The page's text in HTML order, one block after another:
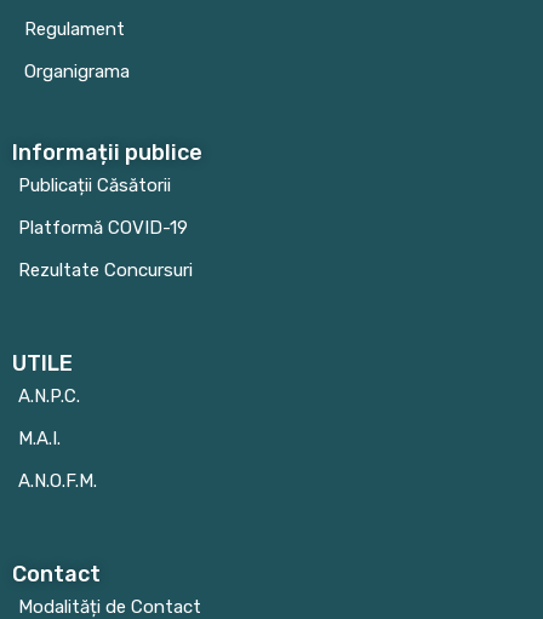
Regulament
Organigrama
Informații publice
Publicații Căsătorii
Platformă COVID-19
Rezultate Concursuri
UTILE
A.N.P.C.
M.A.I.
A.N.O.F.M.
Contact
Modalități de Contact